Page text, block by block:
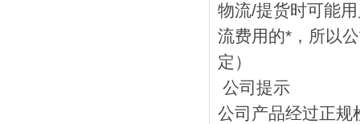
物流/提货时可能
流费用的*，所以
定）
公司提示
公司产品经过正规